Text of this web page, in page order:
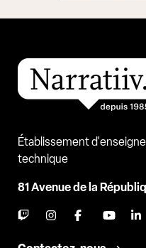
Établissement
technique
81 Avenue de la